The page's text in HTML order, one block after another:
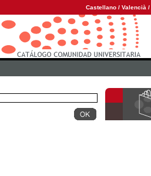
Castellano / Valencià /